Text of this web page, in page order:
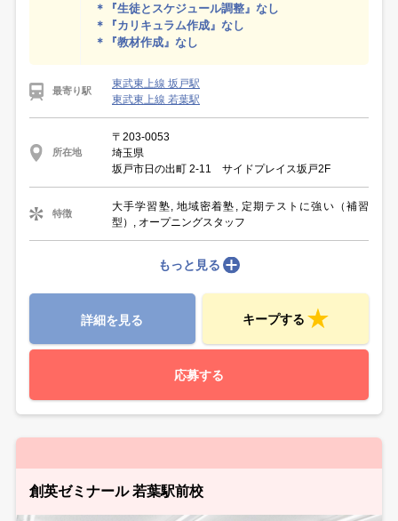
＊『生徒とスケジュール調整』なし
＊『カリキュラム作成』なし
＊『教材作成』なし
最寄り駅
東武東上線 坂戸駅
東武東上線 若葉駅
所在地
〒203-0053
埼玉県
坂戸市日の出町 2-11 サイドプレイス坂戸2F
特徴
大手学習塾, 地域密着塾, 定期テストに強い（補習
型）, オープニングスタッフ
もっと見る
詳細を見る キープする
応募する
創英ゼミナール 若葉駅前校